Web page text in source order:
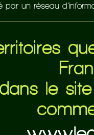
par un réseau
le